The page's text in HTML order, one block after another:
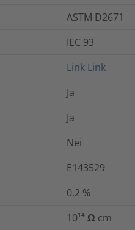
ASTM D2671
IEC 93
Link Link
Ja
Ja
Nei
E143529
0.2 %
10¹⁴ Ω cm